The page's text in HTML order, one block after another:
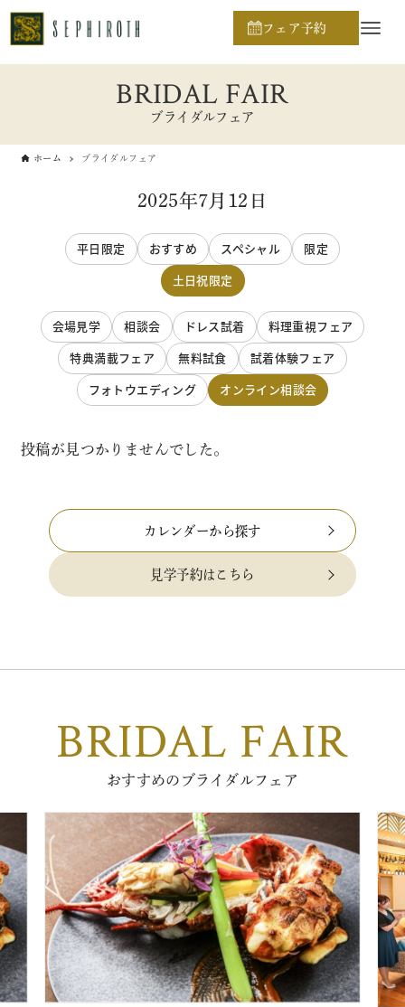
フェア予約
BRIDAL FAIR
ブライダルフェア
ホーム ブライダルフェア
2025年7月12日
平日限定 おすすめ スペシャル
限定
土日祝限定
会場見学 相談会 ドレス試着
料理重視フェア
特典満載フェア
無料試食
試着体験フェア
フォトウエディング
オンライン相談会
投稿が見つかりませんでした。
カレンダーから探す
見学予約はこちら
BRIDAL FAIR
おすすめのブライダルフェア